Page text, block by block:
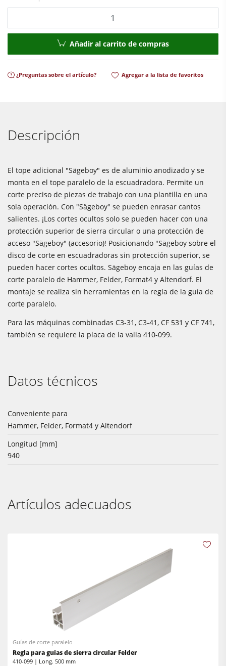
Automatización y manipulación de materiales
Gestión de proyectos
Añadir al carrito de compras
¿Preguntas sobre el artículo? Agregar a la lista de favoritos
Descripción
El tope adicional "Sägeboy" es de aluminio anodizado y se
monta en el tope paralelo de la escuadradora. Permite un
corte preciso de piezas de trabajo con una plantilla en una
sola operación. Con "Sägeboy" se pueden enrasar cantos
salientes. ¡Los cortes ocultos solo se pueden hacer con una
protección superior de sierra circular o una protección de
acceso "Sägeboy" (accesorio)! Posicionando "Sägeboy sobre el
disco de corte en escuadradoras sin protección superior, se
pueden hacer cortes ocultos. Sägeboy encaja en las guías de
corte paralelo de Hammer, Felder, Format4 y Altendorf. El
montaje se realiza sin herramientas en la regla de la guía de
corte paralelo.
Para las máquinas combinadas C3-31, C3-41, CF 531 y CF 741,
también se requiere la placa de la valla 410-099.
Datos técnicos
Conveniente para
Hammer, Felder, Format4 y Altendorf
Longitud [mm]
940
Artículos adecuados
Guías de corte paralelo
Regla para guías de sierra circular Felder
410-099 | Long. 500 mm